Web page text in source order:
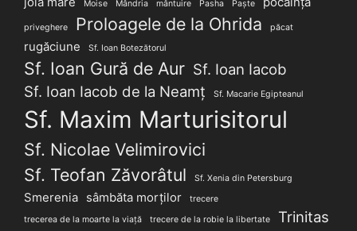
Moise Mândria mântuire Pasha Paște
priveghere Proloagele de la Ohrida păcat
rugăciune Sf. Ioan Botezătorul
Sf. Ioan Gură de Aur Sf. Ioan Iacob
Sf. Ioan Iacob de la Neamț
Sf. Macarie Egipteanul
Sf. Maxim Marturisitorul
Sf. Nicolae Velimirovici
Sf. Teofan Zăvorâtul
Sf. Xenia din Petersburg
Smerenia sâmbăta morților
trecere
trecerea de la moarte la viață
trecere de la robie la libertate
Trinitas